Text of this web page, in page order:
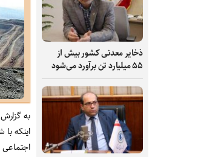
ذخایر معدنی کشور بیش از
۵۵ میلیارد تن برآورد می‌شود
به گزارش
اینکه